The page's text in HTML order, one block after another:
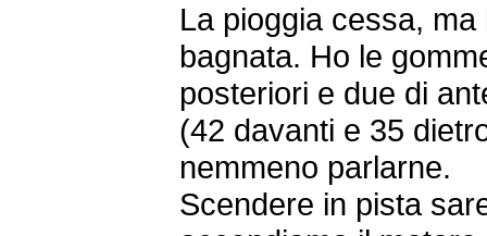
La pioggia cessa,
bagnata. Ho le
posteriori e due di
(42 davanti e 35
nemmeno parlarne.
Scendere in pista